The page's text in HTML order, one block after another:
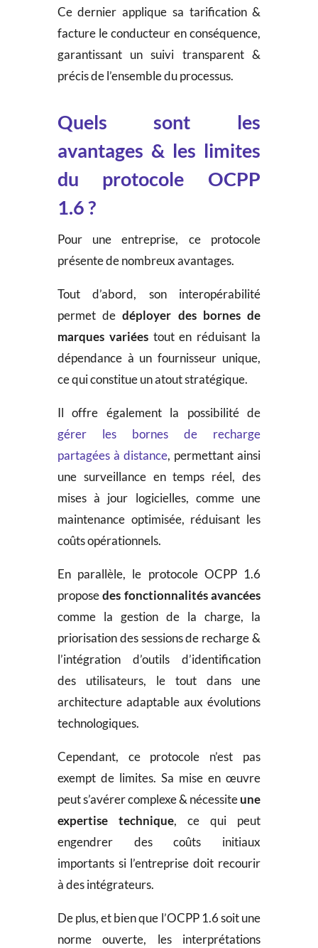
Ce dernier applique sa tarification &
facture le conducteur en conséquence,
garantissant un suivi transparent &
précis de l’ensemble du processus.
Quels sont les
avantages & les limites
du protocole OCPP
1.6 ?
Pour une entreprise, ce protocole
présente de nombreux avantages.
Tout d’abord, son interopérabilité
permet dedéployer des bornes de
marques variéestout en réduisant la
dépendance à un fournisseur unique,
ce qui constitue un atout stratégique.
Il offre également la possibilité de
gérer les bornes de recharge
partagées à distance, permettant ainsi
une surveillance en temps réel, des
mises à jour logicielles, comme une
maintenance optimisée, réduisant les
coûts opérationnels.
En parallèle, le protocole OCPP 1.6
proposedes fonctionnalités avancées
comme la gestion de la charge, la
priorisation des sessions de recharge &
l’intégration d’outils d’identification
des utilisateurs, le tout dans une
architecture adaptable aux évolutions
technologiques.
Cependant, ce protocole n’est pas
exempt de limites. Sa mise en œuvre
peut s’avérer complexe & nécessiteune
expertise technique, ce qui peut
engendrer des coûts initiaux
importants si l’entreprise doit recourir
à des intégrateurs.
De plus, et bien que l’OCPP 1.6 soit une
norme ouverte, les interprétations